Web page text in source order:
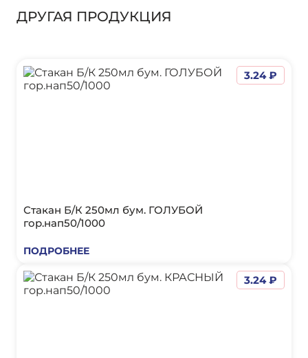
ДРУГАЯ ПРОДУКЦИЯ
Стакан Б/К 250мл бум. ГОЛУБОЙ
гор.нап50/1000
ПОДРОБНЕЕ
3.24 ₽
3.24 ₽